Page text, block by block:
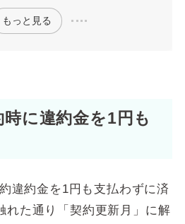
もっと見る
に違約金を1円も
違約金を1円も支払わずに済
れた通り「契約更新月」に解